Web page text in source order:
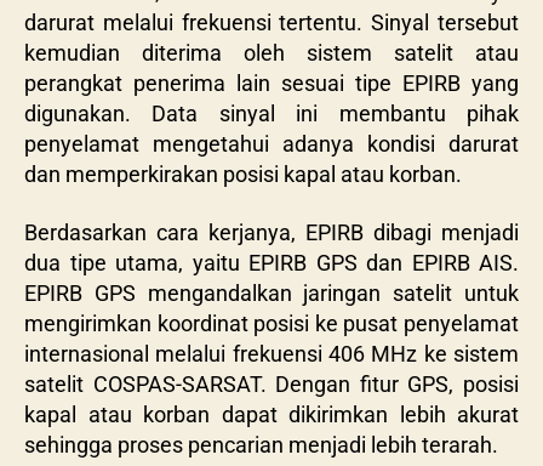
darurat melalui frekuensi tertentu. Sinyal tersebut
kemudian diterima oleh sistem satelit atau
perangkat penerima lain sesuai tipe EPIRB yang
digunakan. Data sinyal ini membantu pihak
penyelamat mengetahui adanya kondisi darurat
dan memperkirakan posisi kapal atau korban.
Berdasarkan cara kerjanya, EPIRB dibagi menjadi
dua tipe utama, yaitu EPIRB GPS dan EPIRB AIS.
EPIRB GPS mengandalkan jaringan satelit untuk
mengirimkan koordinat posisi ke pusat penyelamat
internasional melalui frekuensi 406 MHz ke sistem
satelit COSPAS-SARSAT. Dengan fitur GPS, posisi
kapal atau korban dapat dikirimkan lebih akurat
sehingga proses pencarian menjadi lebih terarah.